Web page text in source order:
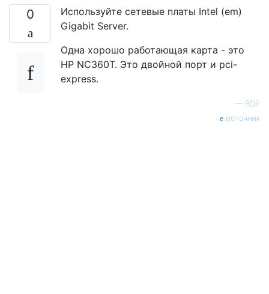
0
Используйте сетевые платы Intel (em)
Gigabit Server.
Одна хорошо работающая карта - это
HP NC360T. Это двойной порт и pci-
express.
— BDP
источник